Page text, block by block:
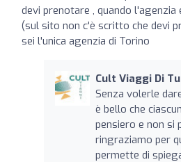
devi prenotare , quando
(sul sito non c'è scritto che devi
sei l'unica agenzia di Torino
Cult Viaggi Di
Senza volerle
è bello che
pensiero e non si
ringraziamo per
permette di